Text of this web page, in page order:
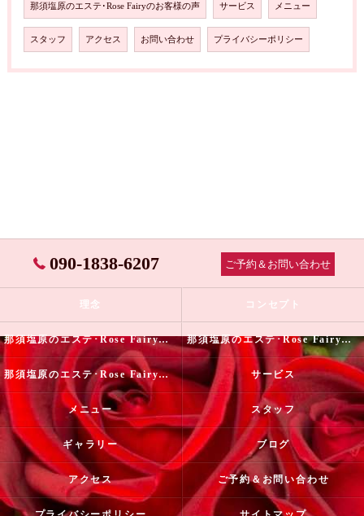
那須塩原のエステ･Rose Fairyのお客様の声 サービス メニュー
スタッフ アクセス お問い合わせ プライバシーポリシー
090-1838-6207 ご予約＆お問い合わせ
理念 コンセプト
那須塩原のエステ･Rose Fairyの口コミ情報 那須塩原のエステ･Rose Fairyの評判
那須塩原のエステ･Rose Fairyのお客様の声 サービス
メニュー スタッフ
ギャラリー ブログ
アクセス ご予約＆お問い合わせ